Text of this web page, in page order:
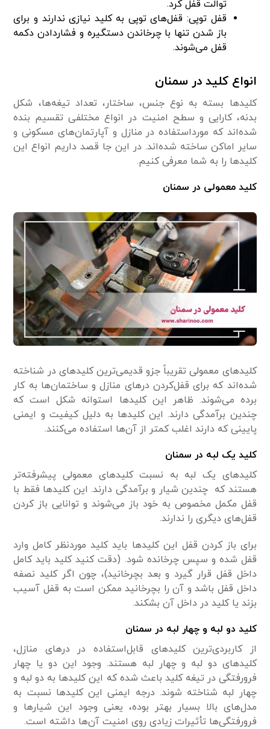
توالت قفل کرد.
قفل توپی: قفل‌های توپی به کلید نیازی ندارند و برای
باز شدن تنها با چرخاندن دستگیره و فشاردادن دکمه
قفل می‌شوند.
انواع کلید در سمنان
کلیدها بسته به نوع جنس، ساختار، تعداد تیغه‌ها، شکل
بدنه، کارایی و سطح امنیت در انواع مختلفی تقسیم بنده
شده‌اند که مورداستفاده در منازل و آپارتمان‌های مسکونی و
سایر اماکن ساخته شده‌اند. در این جا قصد داریم انواع این
کلیدها را به شما معرفی کنیم.
کلید معمولی در سمنان
کلیدهای معمولی تقریباً جزو قدیمی‌ترین کلیدهای در شناخته
شده‌اند که برای قفل‌کردن درهای منازل و ساختمان‌ها به کار
برده می‌شوند. ظاهر این کلیدها استوانه شکل است که
چندین برآمدگی دارند. این کلیدها به دلیل کیفیت و ایمنی
پایینی که دارند اغلب کمتر از آن‌ها استفاده می‌کنند.
کلید یک لبه در سمنان
کلیدهای یک لبه به نسبت کلیدهای معمولی پیشرفته‌تر
هستند که چندین شیار و برآمدگی دارند. این کلیدها فقط با
قفل مکمل مخصوص به خود باز می‌شوند و توانایی باز کردن
قفل‌های دیگری را ندارند.
برای باز کردن قفل این کلیدها باید کلید موردنظر کامل وارد
قفل شده و سپس چرخانده شود. (دقت کنید کلید باید کامل
داخل قفل قرار گیرد و بعد بچرخانید)، چون اگر کلید نصفه
داخل قفل باشد و آن را بچرخانید ممکن است به قفل آسیب
بزند یا کلید در داخل آن بشکند.
کلید دو لبه و چهار لبه در سمنان
از کاربردی‌ترین کلیدهای قابل‌استفاده در درهای منازل،
کلیدهای دو لبه و چهار لبه هستند. وجود این دو یا چهار
فرورفتگی در تیغه کلید باعث شده که این کلیدها به دو لبه و
چهار لبه شناخته شوند. درجه ایمنی این کلیدها نسبت به
مدل‌های بالا بسیار بهتر بوده، یعنی وجود این شیارها و
فرورفتگی‌ها تأثیرات زیادی روی امنیت آن‌ها داشته است.